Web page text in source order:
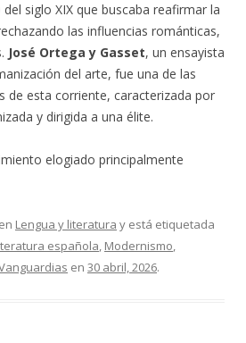
siglo XIX que buscaba reafirmar la
las influencias románticas,
José Ortega y Gasset, un ensayista
del arte, fue una de las
de esta corriente, caracterizada por
y dirigida a una élite.
elogiado principalmente
Lengua y literatura y está etiquetada
española, Modernismo,
en 30 abril, 2026.